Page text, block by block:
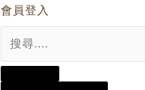
會員登入